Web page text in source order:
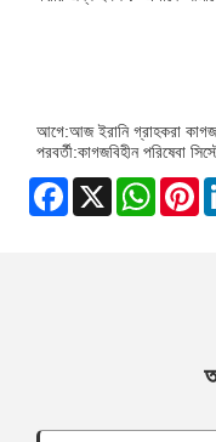
আগে:আজ ইরানি গ্রাহকরা
পরবর্তী:কাগজবিহীন পরিষেবা
Facebook
X